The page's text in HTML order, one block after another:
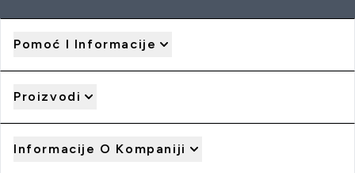
Pomoć I Informacije
Proizvodi
Informacije O Kompaniji